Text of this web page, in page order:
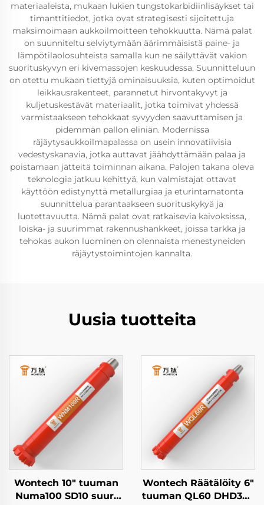
materiaaleista, mukaan lukien tungstokarbidiinlisäykset tai
timanttitiedot, jotka ovat strategisesti sijoitettuja
maksimoimaan aukkoilmoitteen tehokkuutta. Nämä palat
on suunniteltu selviytymään äärimmäisistä paine- ja
lämpötilaolosuhteista samalla kun ne säilyttävät vakion
suorituskyvyn eri kivemassojen keskuudessa. Suunnitteluun
on otettu mukaan tiettyjä ominaisuuksia, kuten optimoidut
leikkausrakenteet, parannetut hirvontakyvyt ja
kuljetuskestävät materiaalit, jotka toimivat yhdessä
varmistaakseen tehokkaat syvyyden saavuttamisen ja
pidemmän pallon eliniän. Modernissa
räjäytysaukkoilmapalassa on usein innovatiivisia
vedestyskanavia, jotka auttavat jäähdyttämään palaa ja
poistamaan jätteitä toiminnan aikana. Palojen takana oleva
teknologia jatkuu kehittyä, kun valmistajat ottavat
käyttöön edistynyttä metallurgiaa ja eturintamatonta
suunnittelua parantaakseen suorituskykyä ja
luotettavuutta. Nämä palat ovat ratkaisevia kaivoksissa,
loiska- ja suurimmat rakennushankkeet, joissa tarkka ja
tehokas aukon luominen on olennaista menestyneiden
räjäytystoimintojen kannalta.
Uusia tuotteita
Wontech 10" tuuman
Numa100 SD10 suuri
Wontech Räätälöity 6"
tuuman QL60 DHD360